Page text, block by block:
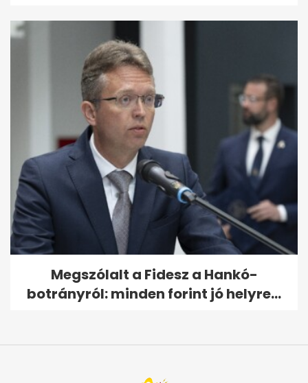
Megszólalt a Fidesz a Hankó-
botrányról: minden forint jó helyre...